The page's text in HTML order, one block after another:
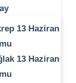
13 Haziran
13 Haziran